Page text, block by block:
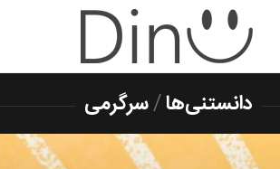
دانستنی‌ها/سرگرمی